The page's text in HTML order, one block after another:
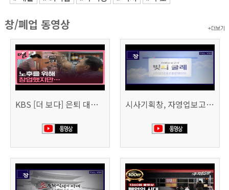
창/폐업 동영상
KBS [더 보다] 은퇴 대신 폐업 시사기획창, 자영업보고서 빚의 굴레 507회 (KBS 25.6.10)